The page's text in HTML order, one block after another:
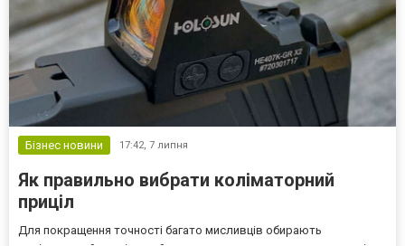
Бізнес новини 17:42, 7 липня
Як правильно вибрати коліматорний
приціл
Для покращення точності багато мисливців обирають